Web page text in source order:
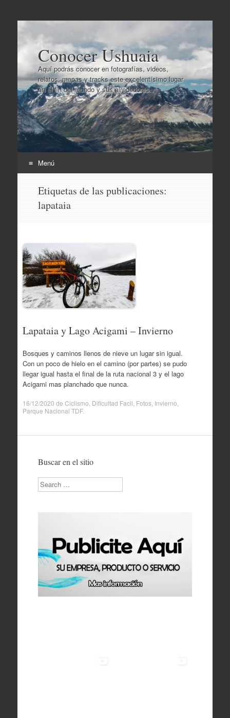
Conocer Ushuaia
Aquí podrás conocer en fotografías, videos,
relatos, mapas y tracks este excelentísimo lugar
en el fin del mundo y sus alrededores..
Menú
contenido
Etiquetas de las publicaciones:
lapataia
Lapataia y Lago Acigami – Invierno
Bosques y caminos llenos de nieve un lugar sin igual.
Con un poco de hielo en el camino (por partes) se pudo
llegar igual hasta el final de la ruta nacional 3 y el lago
Acigami mas planchado que nunca.
16/12/2020 de Ciclismo Dificultad Facil Fotos, Invierno
Parque Nacional TDF.
Buscar en el sitio
Search